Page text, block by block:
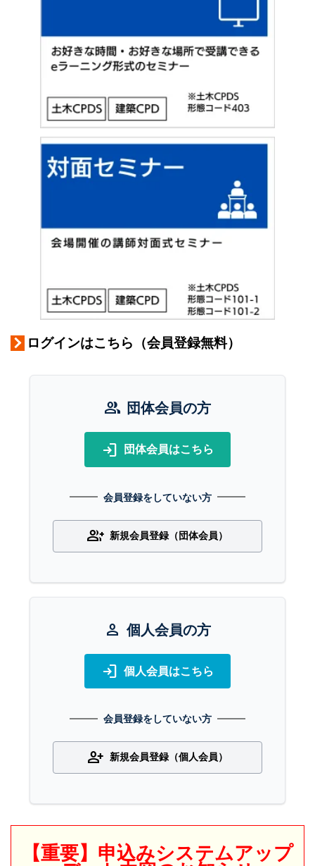
ログインはこちら（会員登録無料）
group 団体会員の方
login 団体会員はこちら
会員登録をしていない方
group_add 新規会員登録（団体会員）
person 個人会員の方
login 個人会員はこちら
会員登録をしていない方
person_add 新規会員登録（個人会員）
【重要】申込みシステムアップ